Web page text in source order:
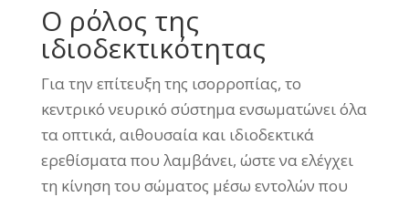
Ο ρόλος της
ιδιοδεκτικότητας
Για την επίτευξη της ισορροπίας, το
κεντρικό νευρικό σύστημα ενσωματώνει όλα
τα οπτικά, αιθουσαία και ιδιοδεκτικά
ερεθίσματα που λαμβάνει, ώστε να ελέγχει
τη κίνηση του σώματος μέσω εντολών που